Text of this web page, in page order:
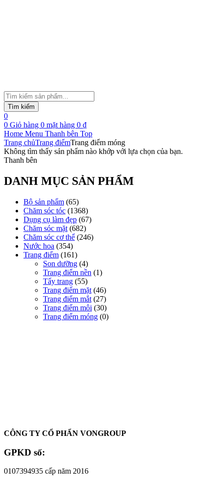
Tìm
kiếm
sản
phẩm
Tìm kiếm
0
0 Giỏ hàng 0 mặt hàng 0 ₫
Home Menu Thanh bên Top
Trang chủTrang điểmTrang điểm móng
Không tìm thấy sản phẩm nào khớp với lựa chọn của bạn.
Thanh bên
DANH MỤC SẢN PHẨM
Bộ sản phẩm (65)
Chăm sóc tóc (1368)
Dụng cụ làm đẹp (67)
Chăm sóc mặt (682)
Chăm sóc cơ thể (246)
Nước hoa (354)
Trang điểm (161)
Son dưỡng (4)
Trang điểm nền (1)
Tẩy trang (55)
Trang điểm mặt (46)
Trang điểm mắt (27)
Trang điểm môi (30)
Trang điểm móng (0)
CÔNG TY CỔ PHẨN VONGROUP
GPKD số:
0107394935 cấp năm 2016